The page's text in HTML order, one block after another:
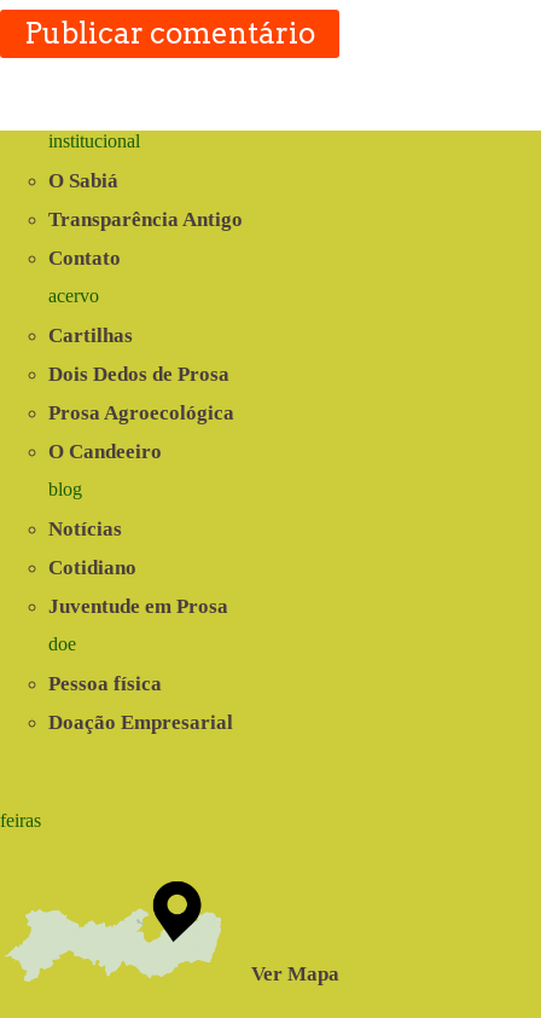
Publicar comentário
institucional
O Sabiá
Transparência Antigo
Contato
acervo
Cartilhas
Dois Dedos de Prosa
Prosa Agroecológica
O Candeeiro
blog
Notícias
Cotidiano
Juventude em Prosa
doe
Pessoa física
Doação Empresarial
feiras
Ver Mapa